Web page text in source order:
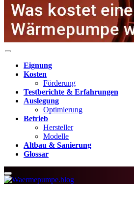
Eignung
Kosten
Förderung
Testberichte & Erfahrungen
Auslegung
Optimierung
Betrieb
Hersteller
Modelle
Altbau & Sanierung
Glossar